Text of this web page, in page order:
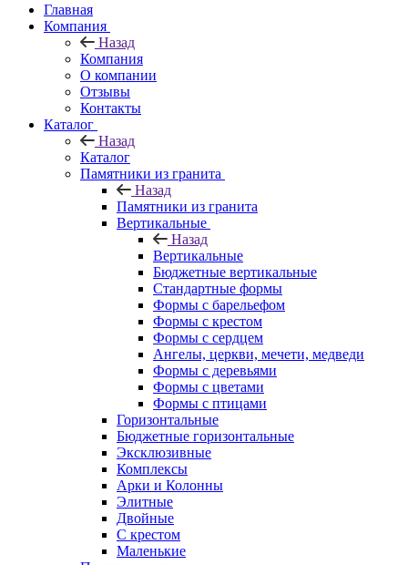
Главная
Компания
Назад
Компания
О компании
Отзывы
Контакты
Каталог
Назад
Каталог
Памятники из гранита
Назад
Памятники из гранита
Вертикальные
Назад
Вертикальные
Бюджетные вертикальные
Стандартные формы
Формы с барельефом
Формы с крестом
Формы с сердцем
Ангелы, церкви, мечети, медведи
Формы с деревьями
Формы с цветами
Формы с птицами
Горизонтальные
Бюджетные горизонтальные
Эксклюзивные
Комплексы
Арки и Колонны
Элитные
Двойные
С крестом
Маленькие